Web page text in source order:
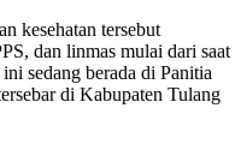
kesehatan tersebut
dan linmas mulai dari saat
sedang berada di Panitia
di Kabupaten Tulang